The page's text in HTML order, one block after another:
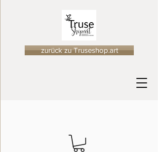
zurück zu Truseshop.art